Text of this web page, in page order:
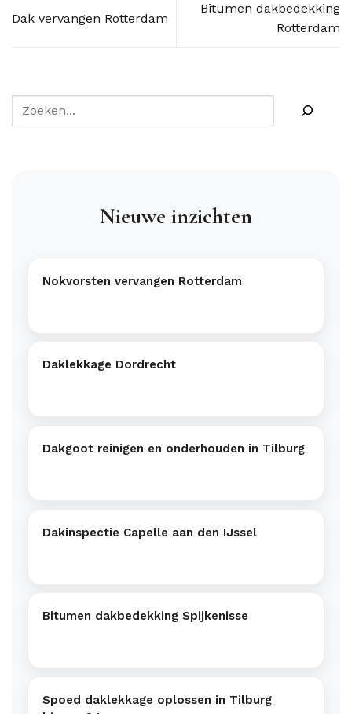
Dak vervangen Rotterdam
Bitumen dakbedekking
Rotterdam
Nieuwe inzichten
Nokvorsten vervangen Rotterdam
Daklekkage Dordrecht
Dakgoot reinigen en onderhouden in Tilburg
Dakinspectie Capelle aan den IJssel
Bitumen dakbedekking Spijkenisse
Spoed daklekkage oplossen in Tilburg